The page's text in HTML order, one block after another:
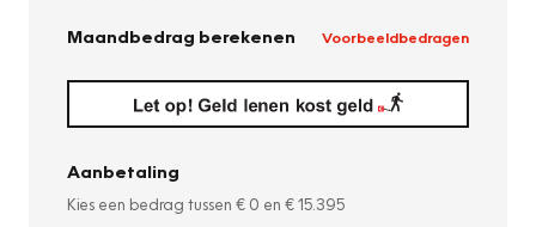
Maandbedrag berekenen Voorbeeldbedragen
Aanbetaling
Kies een bedrag tussen € 0 en € 15.395